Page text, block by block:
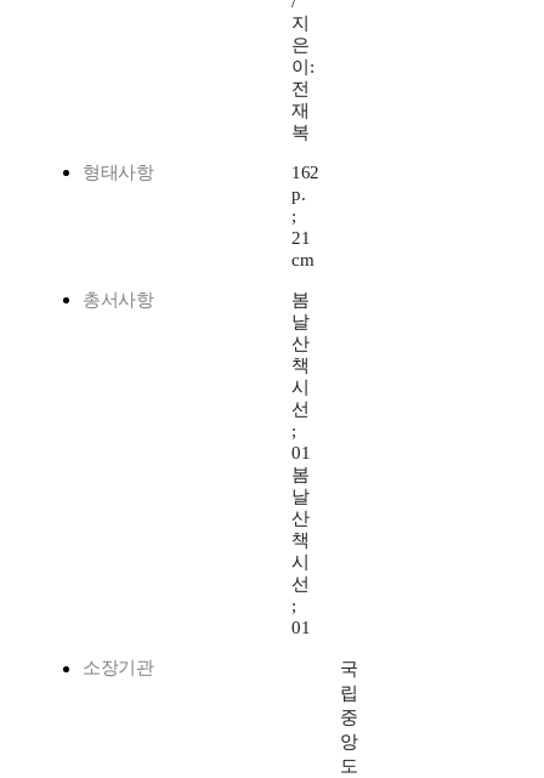
지
은
이:
전
재
복
형태사항
162
p.
;
21
cm
총서사항
봄
날
산
책
시
선
;
01
봄
날
산
책
시
선
;
01
소장기관
국
립
중
앙
도